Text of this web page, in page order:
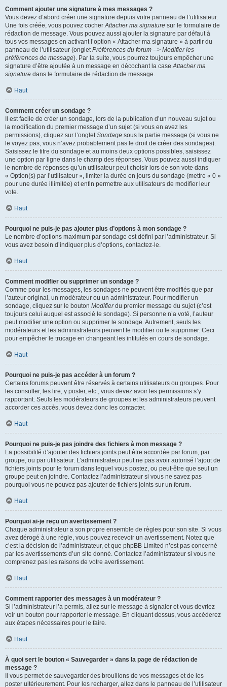
Comment ajouter une signature à mes messages ?
Vous devez d’abord créer une signature depuis votre panneau de l’utilisateur.
Une fois créée, vous pouvez cocherAttacher ma signature sur le formulaire de
rédaction de message. Vous pouvez aussi ajouter la signature par défaut à
tous vos messages en activant l’option « Attacher ma signature » à partir du
panneau de l’utilisateur (ongletPréférences du forum --> Modifier les
préférences de message). Par la suite, vous pourrez toujours empêcher une
signature d’être ajoutée à un message en décochant la caseAttacher ma
signature dans le formulaire de rédaction de message.
Haut
Comment créer un sondage ?
Il est facile de créer un sondage, lors de la publication d’un nouveau sujet ou
la modification du premier message d’un sujet (si vous en avez les
permissions), cliquez sur l’ongletSondage sous la partie message (si vous ne
le voyez pas, vous n’avez probablement pas le droit de créer des sondages).
Saisissez le titre du sondage et au moins deux options possibles, saisissez
une option par ligne dans le champ des réponses. Vous pouvez aussi indiquer
le nombre de réponses qu’un utilisateur peut choisir lors de son vote dans
« Option(s) par l’utilisateur », limiter la durée en jours du sondage (mettre « 0 »
pour une durée illimitée) et enfin permettre aux utilisateurs de modifier leur
vote.
Haut
Pourquoi ne puis-je pas ajouter plus d’options à mon sondage ?
Le nombre d’options maximum par sondage est défini par l’administrateur. Si
vous avez besoin d’indiquer plus d’options, contactez-le.
Haut
Comment modifier ou supprimer un sondage ?
Comme pour les messages, les sondages ne peuvent être modifiés que par
l’auteur original, un modérateur ou un administrateur. Pour modifier un
sondage, cliquez sur le bouton Modifierdu premier message du sujet (c’est
toujours celui auquel est associé le sondage). Si personne n’a voté, l’auteur
peut modifier une option ou supprimer le sondage. Autrement, seuls les
modérateurs et les administrateurs peuvent le modifier ou le supprimer. Ceci
pour empêcher le trucage en changeant les intitulés en cours de sondage.
Haut
Pourquoi ne puis-je pas accéder à un forum ?
Certains forums peuvent être réservés à certains utilisateurs ou groupes. Pour
les consulter, les lire, y poster, etc., vous devez avoir les permissions s’y
rapportant. Seuls les modérateurs de groupes et les administrateurs peuvent
accorder ces accès, vous devez donc les contacter.
Haut
Pourquoi ne puis-je pas joindre des fichiers à mon message ?
La possibilité d’ajouter des fichiers joints peut être accordée par forum, par
groupe, ou par utilisateur. L’administrateur peut ne pas avoir autorisé l’ajout de
fichiers joints pour le forum dans lequel vous postez, ou peut-être que seul un
groupe peut en joindre. Contactez l’administrateur si vous ne savez pas
pourquoi vous ne pouvez pas ajouter de fichiers joints sur un forum.
Haut
Pourquoi ai-je reçu un avertissement ?
Chaque administrateur a son propre ensemble de règles pour son site. Si vous
avez dérogé à une règle, vous pouvez recevoir un avertissement. Notez que
c’est la décision de l’administrateur, et que phpBB Limited n’est pas concerné
par les avertissements d’un site donné. Contactez l’administrateur si vous ne
comprenez pas les raisons de votre avertissement.
Haut
Comment rapporter des messages à un modérateur ?
Si l’administrateur l’a permis, allez sur le message à signaler et vous devriez
voir un bouton pour rapporter le message. En cliquant dessus, vous accéderez
aux étapes nécessaires pour le faire.
Haut
À quoi sert le bouton « Sauvegarder » dans la page de rédaction de
message ?
Il vous permet de sauvegarder des brouillons de vos messages et de les
poster ultérieurement. Pour les recharger, allez dans le panneau de l’utilisateur